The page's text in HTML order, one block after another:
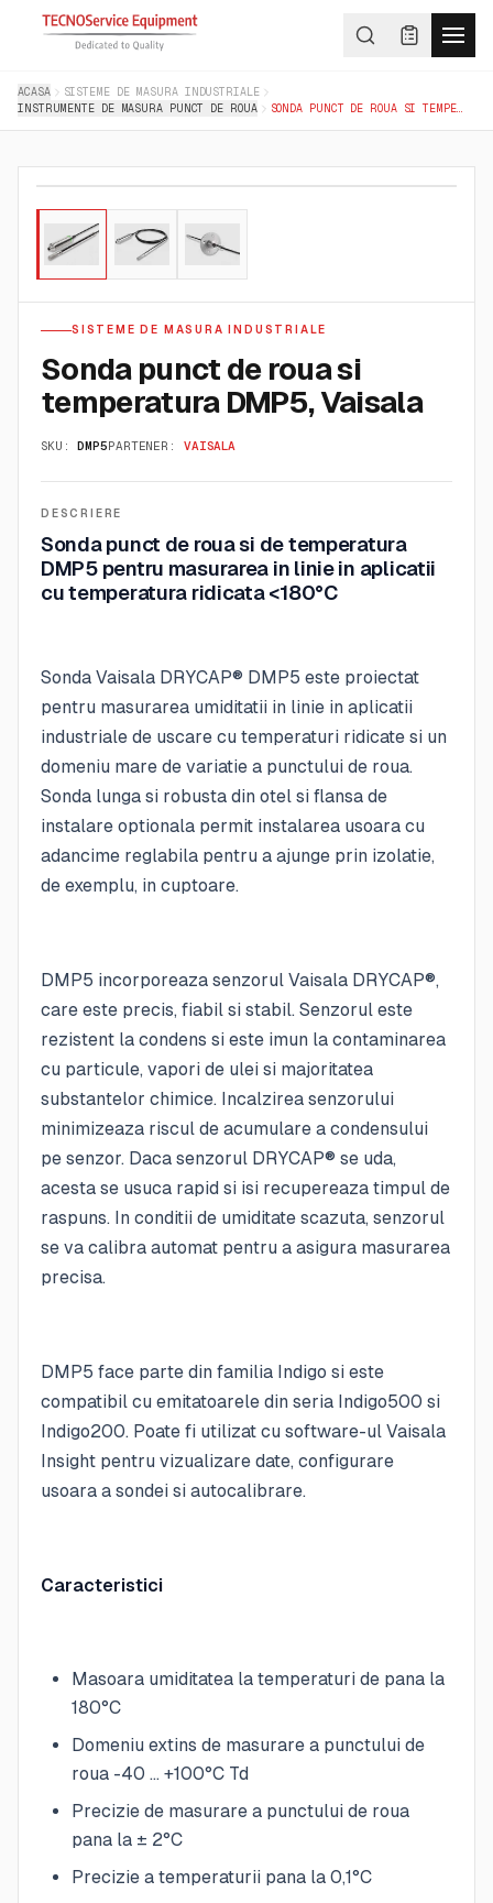
ACASA
SISTEME DE MASURA INDUSTRIALE
INSTRUMENTE DE MASURA PUNCT DE ROUA
SONDA PUNCT DE ROUA SI TEMPERATURA DMP5, VAISALA
SISTEME DE MASURA INDUSTRIALE
Sonda punct de roua si
temperatura DMP5, Vaisala
SKU: DMP5PARTENER: VAISALA
DESCRIERE
Sonda punct de roua si de temperatura
DMP5 pentru masurarea in linie in aplicatii
cu temperatura ridicata <180°C
Sonda Vaisala DRYCAP® DMP5 este proiectat
pentru masurarea umiditatii in linie in aplicatii
industriale de uscare cu temperaturi ridicate si un
domeniu mare de variatie a punctului de roua.
Sonda lunga si robusta din otel si flansa de
instalare optionala permit instalarea usoara cu
adancime reglabila pentru a ajunge prin izolatie,
de exemplu, in cuptoare.
DMP5 incorporeaza senzorul Vaisala DRYCAP®,
care este precis, fiabil si stabil. Senzorul este
rezistent la condens si este imun la contaminarea
cu particule, vapori de ulei si majoritatea
substantelor chimice. Incalzirea senzorului
minimizeaza riscul de acumulare a condensului
pe senzor. Daca senzorul DRYCAP® se uda,
acesta se usuca rapid si isi recupereaza timpul de
raspuns. In conditii de umiditate scazuta, senzorul
se va calibra automat pentru a asigura masurarea
precisa.
DMP5 face parte din familia Indigo si este
compatibil cu emitatoarele din seria Indigo500 si
Indigo200. Poate fi utilizat cu software-ul Vaisala
Insight pentru vizualizare date, configurare
usoara a sondei si autocalibrare.
Caracteristici
Masoara umiditatea la temperaturi de pana la
180°C
Domeniu extins de masurare a punctului de
roua -40 … +100°C Td
Precizie de masurare a punctului de roua
pana la ± 2°C
Precizie a temperaturii pana la 0,1°C